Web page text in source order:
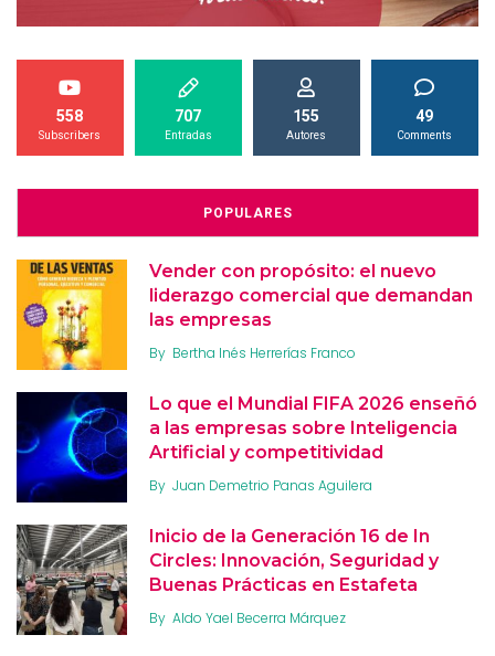
558
Subscribers
707
Entradas
155
Autores
49
Comments
POPULARES
Vender con propósito: el nuevo
liderazgo comercial que demandan
las empresas
By Bertha Inés Herrerías Franco
Lo que el Mundial FIFA 2026 enseñó
a las empresas sobre Inteligencia
Artificial y competitividad
By Juan Demetrio Panas Aguilera
Inicio de la Generación 16 de In
Circles: Innovación, Seguridad y
Buenas Prácticas en Estafeta
By Aldo Yael Becerra Márquez